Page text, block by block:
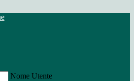
Nome Utente